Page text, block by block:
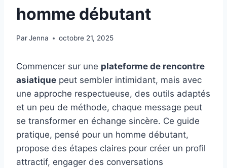
homme débutant
ParJenna octobre 21, 2025
Commencer sur une plateforme de rencontre
asiatique peut sembler intimidant, mais avec
une approche respectueuse, des outils adaptés
et un peu de méthode, chaque message peut
se transformer en échange sincère. Ce guide
pratique, pensé pour un homme débutant,
propose des étapes claires pour créer un profil
attractif, engager des conversations